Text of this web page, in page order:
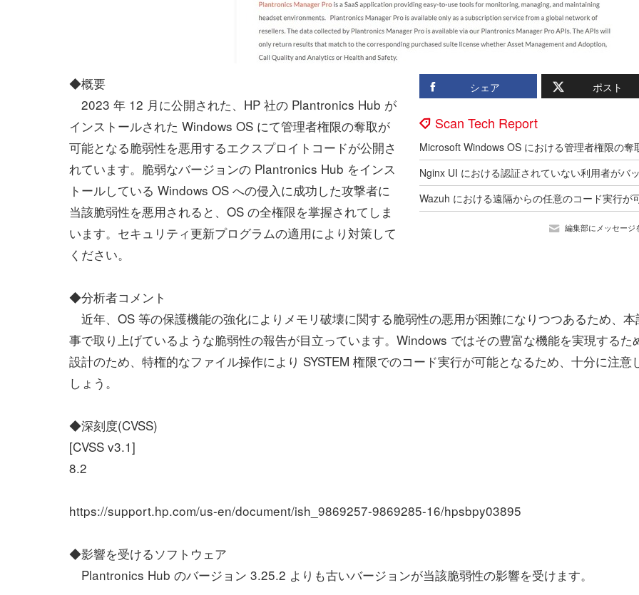
シェア ポスト
Scan Tech Report
編集部にメッセージ
◆概要
2023 年 12 月に公開された、HP 社の Plantronics Hub が
インストールされた Windows OS にて管理者権限の奪取が
可能となる脆弱性を悪用するエクスプロイトコードが公開さ
れています。脆弱なバージョンの Plantronics Hub をインス
トールしている Windows OS への侵入に成功した攻撃者に
当該脆弱性を悪用されると、OS の全権限を掌握されてしま
います。セキュリティ更新プログラムの適用により対策して
ください。
◆分析者コメント
近年、OS 等の保護機能の強化によりメモリ破壊に関する脆弱性の悪用が困難になりつつあるため、本
事で取り上げているような脆弱性の報告が目立っています。Windows ではその豊富な機能を実現するた
設計のため、特権的なファイル操作により SYSTEM 権限でのコード実行が可能となるため、十分に注意
しょう。
◆深刻度(CVSS)
[CVSS v3.1]
8.2
https://support.hp.com/us-en/document/ish_9869257-9869285-16/hpsbpy03895
◆影響を受けるソフトウェア
Plantronics Hub のバージョン 3.25.2 よりも古いバージョンが当該脆弱性の影響を受けます。